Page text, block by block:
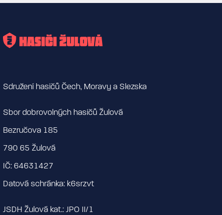
Sdružení hasičů Čech, Moravy a Slezska
Sbor dobrovolných hasičů Žulová
Bezručova 185
790 65 Žulová
IČ: 64631427
Datová schránka: k6srzvt
JSDH Žulová kat.: JPO II/1